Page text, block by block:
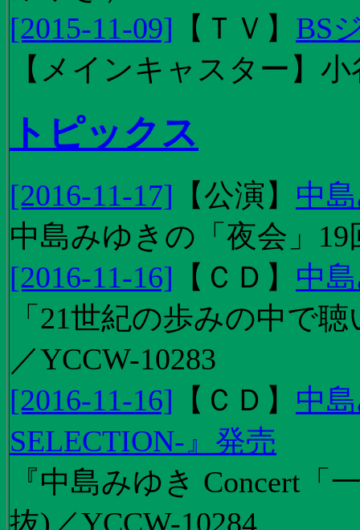
[2015-11-09] 【 ＴＶ 】 BS
【メインキャスター】
トピックス
[2016-11-17] 【公演 】 中
中島みゆきの「夜会」
[2016-11-16] 【 ＣＤ 】 中
「21世紀の歩みの中で
／YCCW-10283
[2016-11-16] 【 ＣＤ 】 中
SELECTION-』発売
『中島みゆき Concert
抜)／YCCW-10284